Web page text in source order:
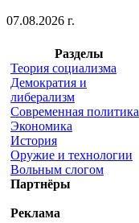
07.08.2026 г.
Разделы
Теория социализма
Демократия и
либерализм
Современная политика
Экономика
История
Оружие и технологии
Вольным слогом
Партнёры
Реклама